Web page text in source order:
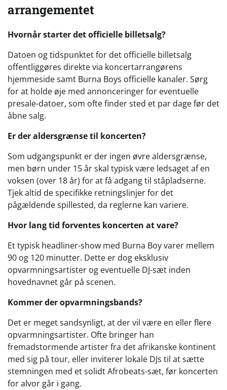
arrangementet
Hvornår starter det officielle billetsalg?
Datoen og tidspunktet for det officielle billetsalg
offentliggøres direkte via koncertarrangørens
hjemmeside samt Burna Boys officielle kanaler. Sørg
for at holde øje med annonceringer for eventuelle
presale-datoer, som ofte finder sted et par dage før det
åbne salg.
Er der aldersgrænse til koncerten?
Som udgangspunkt er der ingen øvre aldersgrænse,
men børn under 15 år skal typisk være ledsaget af en
voksen (over 18 år) for at få adgang til ståpladserne.
Tjek altid de specifikke retningslinjer for det
pågældende spillested, da reglerne kan variere.
Hvor lang tid forventes koncerten at vare?
Et typisk headliner-show med Burna Boy varer mellem
90 og 120 minutter. Dette er dog eksklusiv
opvarmningsartister og eventuelle DJ-sæt inden
hovednavnet går på scenen.
Kommer der opvarmningsbands?
Det er meget sandsynligt, at der vil være en eller flere
opvarmningsartister. Ofte bringer han
fremadstormende artister fra det afrikanske kontinent
med sig på tour, eller inviterer lokale DJs til at sætte
stemningen med et solidt Afrobeats-sæt, før koncerten
for alvor går i gang.